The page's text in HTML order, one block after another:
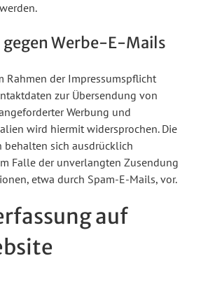
Werbe-E-Mails
Rahmen der Impressumspflicht
zur Übersendung von
Werbung und
wird hiermit widersprochen. Die
behalten sich ausdrücklich
Falle der unverlangten Zusendung
etwa durch Spam-E-Mails, vor.
auf